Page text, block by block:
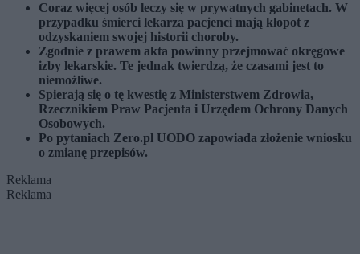
Coraz więcej osób leczy się w prywatnych gabinetach. W
przypadku śmierci lekarza pacjenci mają kłopot z
odzyskaniem swojej historii choroby.
Zgodnie z prawem akta powinny przejmować okręgowe
izby lekarskie. Te jednak twierdzą, że czasami jest to
niemożliwe.
Spierają się o tę kwestię z Ministerstwem Zdrowia,
Rzecznikiem Praw Pacjenta i Urzędem Ochrony Danych
Osobowych.
Po pytaniach Zero.pl UODO zapowiada złożenie wniosku
o zmianę przepisów.
Reklama
Reklama